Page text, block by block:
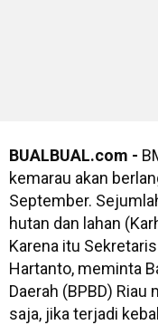
BUALBUAL.com -
kemarau akan
September.
hutan dan lahan
Karena itu
Hartanto, meminta
Daerah (BPBD)
saja, jika terjadi